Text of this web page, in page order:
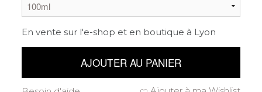
En vente sur l'e-shop et en boutique à Lyon
AJOUTER AU PANIER